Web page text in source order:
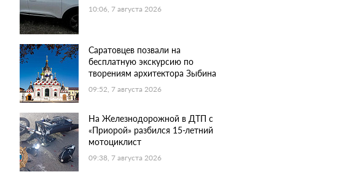
10:06, 7 августа 2026
Саратовцев позвали на
бесплатную экскурсию по
творениям архитектора Зыбина
09:52, 7 августа 2026
На Железнодорожной в ДТП с
«Приорой» разбился 15-летний
мотоциклист
09:38, 7 августа 2026